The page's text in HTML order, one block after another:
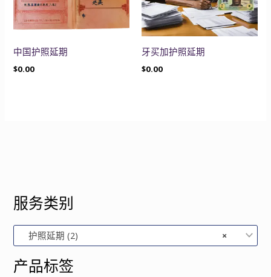
中国护照延期
$0.00
牙买加护照延期
$0.00
服务类别
×
护照延期 (2)
产品标签